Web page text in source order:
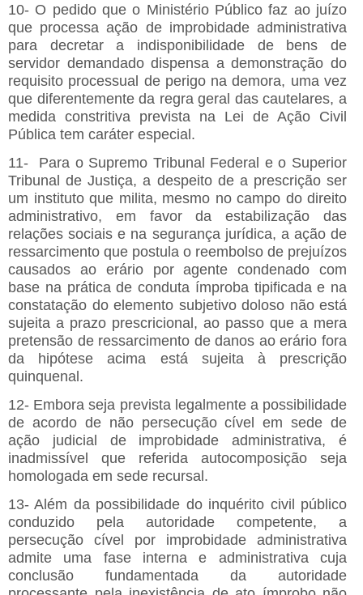
10- O pedido que o Ministério Público faz ao juízo
que processa ação de improbidade administrativa
para decretar a indisponibilidade de bens de
servidor demandado dispensa a demonstração do
requisito processual de perigo na demora, uma vez
que diferentemente da regra geral das cautelares, a
medida constritiva prevista na Lei de Ação Civil
Pública tem caráter especial.
11- Para o Supremo Tribunal Federal e o Superior
Tribunal de Justiça, a despeito de a prescrição ser
um instituto que milita, mesmo no campo do direito
administrativo, em favor da estabilização das
relações sociais e na segurança jurídica, a ação de
ressarcimento que postula o reembolso de prejuízos
causados ao erário por agente condenado com
base na prática de conduta ímproba tipificada e na
constatação do elemento subjetivo doloso não está
sujeita a prazo prescricional, ao passo que a mera
pretensão de ressarcimento de danos ao erário fora
da hipótese acima está sujeita à prescrição
quinquenal.
12- Embora seja prevista legalmente a possibilidade
de acordo de não persecução cível em sede de
ação judicial de improbidade administrativa, é
inadmissível que referida autocomposição seja
homologada em sede recursal.
13- Além da possibilidade do inquérito civil público
conduzido pela autoridade competente, a
persecução cível por improbidade administrativa
admite uma fase interna e administrativa cuja
conclusão fundamentada da autoridade